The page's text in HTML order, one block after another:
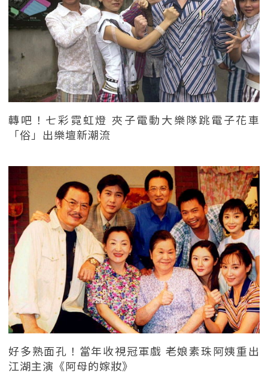
轉吧！七彩霓虹燈 夾子電動大樂隊跳電子花車
「俗」出樂壇新潮流
好多熟面孔！當年收視冠軍戲 老娘素珠阿姨重出
江湖主演《阿母的嫁妝》